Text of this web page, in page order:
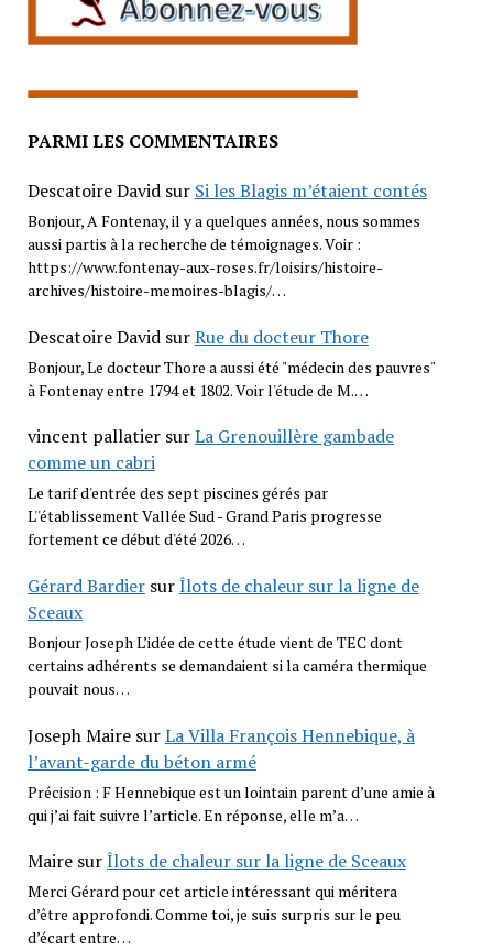
PARMI LES COMMENTAIRES
Descatoire Davidsur Si les Blagis m’étaient contés
Bonjour, A Fontenay, il y a quelques années, nous sommes
aussi partis à la recherche de témoignages. Voir :
https://www.fontenay-aux-roses.fr/loisirs/histoire-
archives/histoire-memoires-blagis/…
Descatoire DavidsurRue du docteur Thore
Bonjour, Le docteur Thore a aussi été "médecin des pauvres"
à Fontenay entre 1794 et 1802. Voir l'étude de M.…
vincent pallatiersurLa Grenouillère gambade
comme un cabri
Le tarif d'entrée des sept piscines gérés par
L''établissement Vallée Sud - Grand Paris progresse
fortement ce début d'été 2026…
Gérard BardiersurÎlots de chaleur sur la ligne de
Sceaux
Bonjour Joseph L’idée de cette étude vient de TEC dont
certains adhérents se demandaient si la caméra thermique
pouvait nous…
Joseph MairesurLa Villa François Hennebique, à
l’avant-garde du béton armé
Précision : F Hennebique est un lointain parent d’une amie à
qui j’ai fait suivre l’article. En réponse, elle m’a…
MairesurÎlots de chaleur sur la ligne de Sceaux
Merci Gérard pour cet article intéressant qui méritera
d’être approfondi. Comme toi, je suis surpris sur le peu
d’écart entre…